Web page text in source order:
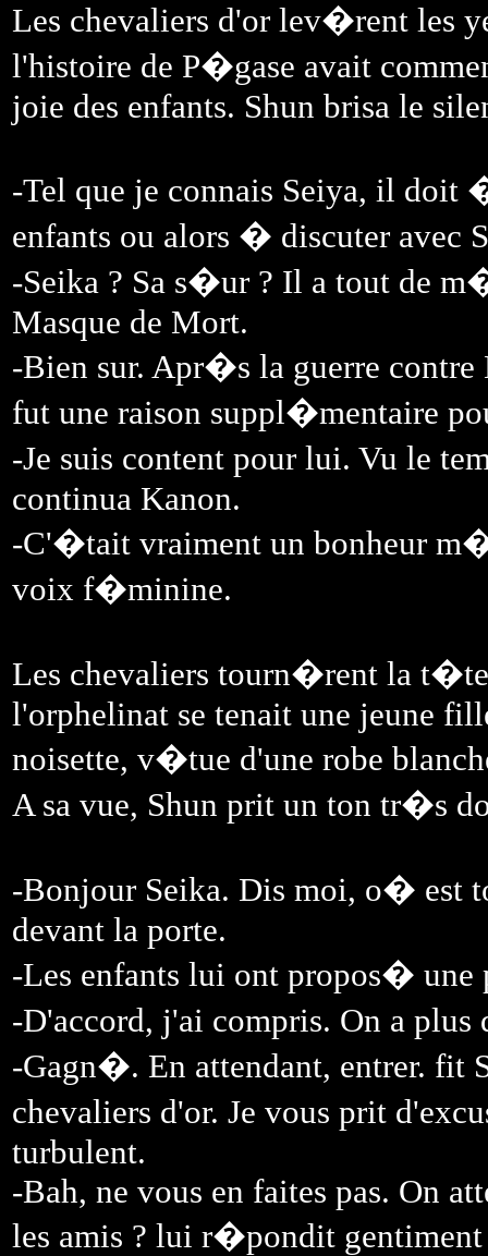
Les chevaliers d'or lev�rent
l'histoire de P�gase avait
joie des enfants. Shun brisa le
-Tel que je connais Seiya, il doit
enfants ou alors � discuter avec
-Seika ? Sa s�ur ? Il a tout de
Masque de Mort.
-Bien sur. Apr�s la guerre
fut une raison suppl�mentaire
-Je suis content pour lui. Vu le
continua Kanon.
-C'�tait vraiment un bonheur
voix f�minine.
Les chevaliers tourn�rent la
l'orphelinat se tenait une jeune
noisette, v�tue d'une robe
A sa vue, Shun prit un ton tr�s
-Bonjour Seika. Dis moi, o� est
devant la porte.
-Les enfants lui ont propos�
-D'accord, j'ai compris. On a
-Gagn�. En attendant, entrer. fit
chevaliers d'or. Je vous prit
turbulent.
-Bah, ne vous en faites pas. On
les amis ? lui r�pondit gentiment